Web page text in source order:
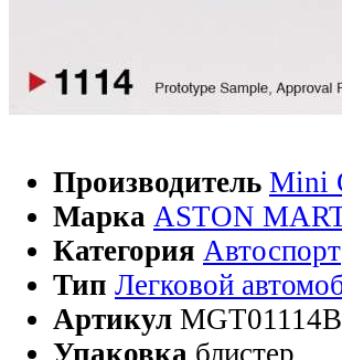
Производитель Mini
Марка ASTON
Категория Автоспорт
Тип Легковой
Артикул
Упаковка блистер